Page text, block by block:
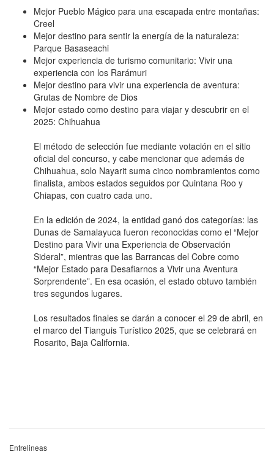
Mejor Pueblo Mágico para una escapada entre montañas:
Creel
Mejor destino para sentir la energía de la naturaleza:
Parque Basaseachi
Mejor experiencia de turismo comunitario: Vivir una
experiencia con los Rarámuri
Mejor destino para vivir una experiencia de aventura:
Grutas de Nombre de Dios
Mejor estado como destino para viajar y descubrir en el
2025: Chihuahua
El método de selección fue mediante votación en el sitio
oficial del concurso, y cabe mencionar que además de
Chihuahua, solo Nayarit suma cinco nombramientos como
finalista, ambos estados seguidos por Quintana Roo y
Chiapas, con cuatro cada uno.
En la edición de 2024, la entidad ganó dos categorías: las
Dunas de Samalayuca fueron reconocidas como el “Mejor
Destino para Vivir una Experiencia de Observación
Sideral”, mientras que las Barrancas del Cobre como
“Mejor Estado para Desafiarnos a Vivir una Aventura
Sorprendente”. En esa ocasión, el estado obtuvo también
tres segundos lugares.
Los resultados finales se darán a conocer el 29 de abril, en
el marco del Tianguis Turístico 2025, que se celebrará en
Rosarito, Baja California.
Entrelineas